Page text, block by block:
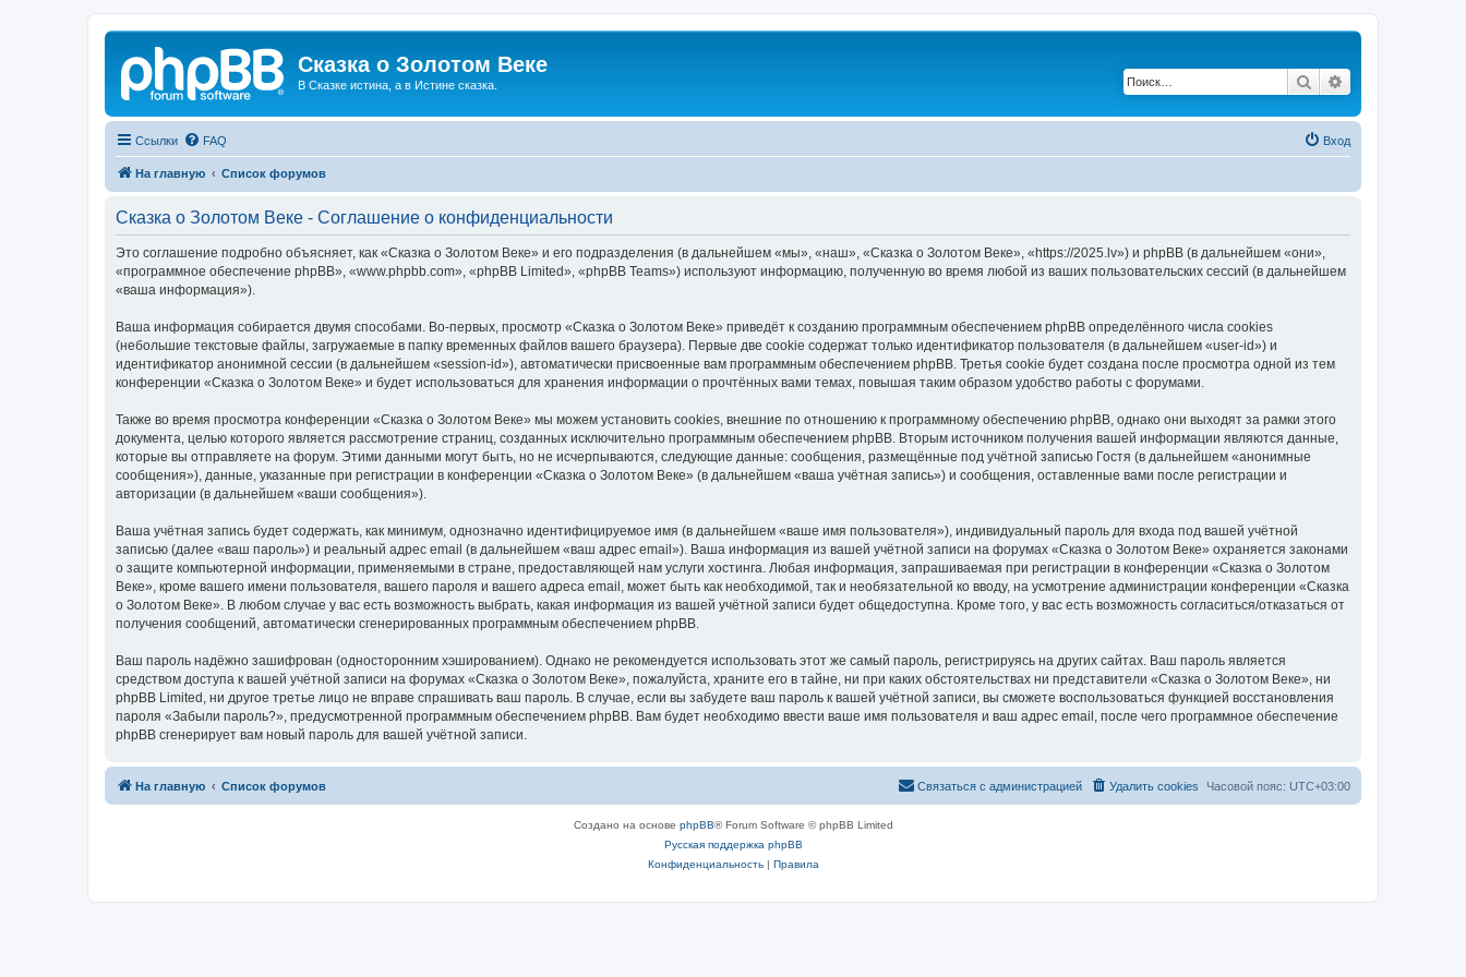
Сказка о Золотом Веке
В Сказке истина, а в Истине сказка. Поиск
Ссылки FAQ Вход
На главную Список форумов
Сказка о Золотом Веке - Соглашение о конфиденциальности
Это соглашение подробно объясняет, как «Сказка о Золотом Веке» и его подразделения (в дальнейшем «мы», «наш», «Сказка о Золотом Веке», «https://2025.lv») и phpBB (в дальнейшем «они»,
«программное обеспечение phpBB», «www.phpbb.com», «phpBB Limited», «phpBB Teams») используют информацию, полученную во время любой из ваших пользовательских сессий (в дальнейшем
«ваша информация»).
Ваша информация собирается двумя способами. Во-первых, просмотр «Сказка о Золотом Веке» приведёт к созданию программным обеспечением phpBB определённого числа cookies
(небольшие текстовые файлы, загружаемые в папку временных файлов вашего браузера). Первые две cookie содержат только идентификатор пользователя (в дальнейшем «user-id») и
идентификатор анонимной сессии (в дальнейшем «session-id»), автоматически присвоенные вам программным обеспечением phpBB. Третья cookie будет создана после просмотра одной из тем
конференции «Сказка о Золотом Веке» и будет использоваться для хранения информации о прочтённых вами темах, повышая таким образом удобство работы с форумами.
Также во время просмотра конференции «Сказка о Золотом Веке» мы можем установить cookies, внешние по отношению к программному обеспечению phpBB, однако они выходят за рамки этого
документа, целью которого является рассмотрение страниц, созданных исключительно программным обеспечением phpBB. Вторым источником получения вашей информации являются данные,
которые вы отправляете на форум. Этими данными могут быть, но не исчерпываются, следующие данные: сообщения, размещённые под учётной записью Гостя (в дальнейшем «анонимные
сообщения»), данные, указанные при регистрации в конференции «Сказка о Золотом Веке» (в дальнейшем «ваша учётная запись») и сообщения, оставленные вами после регистрации и
авторизации (в дальнейшем «ваши сообщения»).
Ваша учётная запись будет содержать, как минимум, однозначно идентифицируемое имя (в дальнейшем «ваше имя пользователя»), индивидуальный пароль для входа под вашей учётной
записью (далее «ваш пароль») и реальный адрес email (в дальнейшем «ваш адрес email»). Ваша информация из вашей учётной записи на форумах «Сказка о Золотом Веке» охраняется законами
о защите компьютерной информации, применяемыми в стране, предоставляющей нам услуги хостинга. Любая информация, запрашиваемая при регистрации в конференции «Сказка о Золотом
Веке», кроме вашего имени пользователя, вашего пароля и вашего адреса email, может быть как необходимой, так и необязательной ко вводу, на усмотрение администрации конференции «Сказка
о Золотом Веке». В любом случае у вас есть возможность выбрать, какая информация из вашей учётной записи будет общедоступна. Кроме того, у вас есть возможность согласиться/отказаться от
получения сообщений, автоматически сгенерированных программным обеспечением phpBB.
Ваш пароль надёжно зашифрован (односторонним хэшированием). Однако не рекомендуется использовать этот же самый пароль, регистрируясь на других сайтах. Ваш пароль является
средством доступа к вашей учётной записи на форумах «Сказка о Золотом Веке», пожалуйста, храните его в тайне, ни при каких обстоятельствах ни представители «Сказка о Золотом Веке», ни
phpBB Limited, ни другое третье лицо не вправе спрашивать ваш пароль. В случае, если вы забудете ваш пароль к вашей учётной записи, вы сможете воспользоваться функцией восстановления
пароля «Забыли пароль?», предусмотренной программным обеспечением phpBB. Вам будет необходимо ввести ваше имя пользователя и ваш адрес email, после чего программное обеспечение
phpBB сгенерирует вам новый пароль для вашей учётной записи.
На главную Список форумов Часовой пояс: UTC+03:00
Удалить cookies
Связаться с администрацией
Создано на основе phpBB® Forum Software © phpBB Limited
Русская поддержка phpBB
Конфиденциальность| Правила